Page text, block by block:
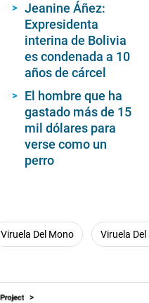
Jeanine Áñez:
Expresidenta
interina de Bolivia
es condenada a 10
años de cárcel
El hombre que ha
gastado más de 15
mil dólares para
verse como un
perro
Viruela Del Mono Viruela Del